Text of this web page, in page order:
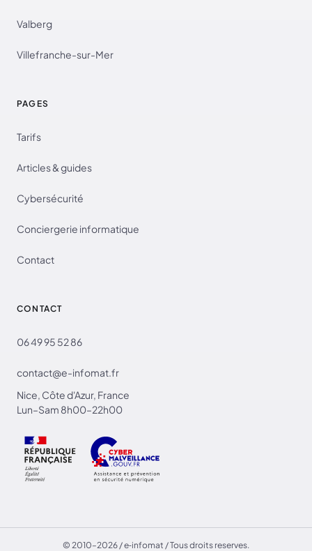
Valberg
Villefranche-sur-Mer
PAGES
Tarifs
Articles & guides
Cybersécurité
Conciergerie informatique
Contact
CONTACT
06 49 95 52 86
contact@e-infomat.fr
Nice, Côte d'Azur, France
Lun–Sam 8h00–22h00
© 2010–2026 / e‑infomat / Tous droits reserves.